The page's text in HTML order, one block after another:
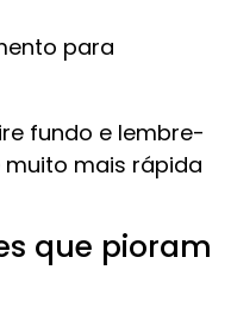
para
fundo e lembre-
mais rápida
que pioram